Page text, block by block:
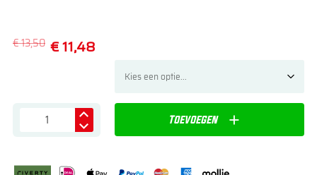
€ 11,48
€ 13,50
Toevoegen